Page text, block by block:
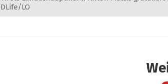
DLife/LO